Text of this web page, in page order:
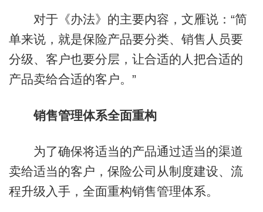
对于《办法》的主要内容，文雁说：“简
单来说，就是保险产品要分类、销售人员要
分级、客户也要分层，让合适的人把合适的
产品卖给合适的客户。”
销售管理体系全面重构
为了确保将适当的产品通过适当的渠道
卖给适当的客户，保险公司从制度建设、流
程升级入手，全面重构销售管理体系。